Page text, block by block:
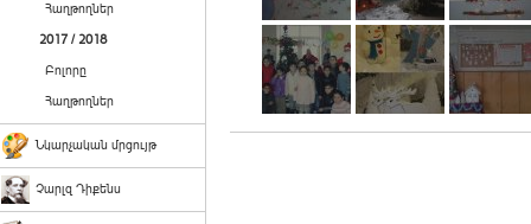
Հաղթողներ
2017 / 2018
Բոլորը
Հաղթողներ
Նկարչական մրցույթ
Չարլզ Դիքենս